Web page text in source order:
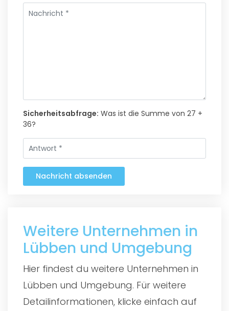
Sicherheitsabfrage: Was ist die Summe von 27 +
36?
Nachricht absenden
Weitere Unternehmen in
Lübben und Umgebung
Hier findest du weitere Unternehmen in
Lübben und Umgebung. Für weitere
Detailinformationen, klicke einfach auf